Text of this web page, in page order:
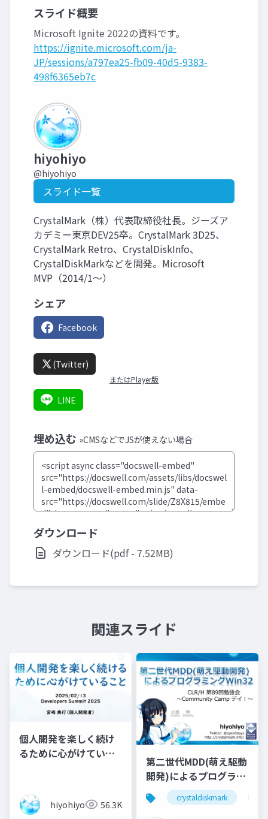
スライド概要
Microsoft Ignite 2022の資料です。
https://ignite.microsoft.com/ja-
JP/sessions/a797ea25-fb09-40d5-9383-
498f6365eb7c
hiyohiyo
@hiyohiyo
スライド一覧
CrystalMark（株）代表取締役社長。ジーズア
カデミー東京DEV25卒。CrystalMark 3D25、
CrystalMark Retro、CrystalDiskInfo、
CrystalDiskMarkなどを開発。Microsoft
MVP（2014/1～）
シェア
Facebook
(Twitter)
またはPlayer版
LINE
埋め込む »CMSなどでJSが使えない場合
ダウンロード
ダウンロード(pdf - 7.52MB)
関連スライド
個人開発を楽しく続け
るために心がけている
hiyohiyo 56.3K
第二世代MDD(萌え駆動
開発)によるプログラミ
ングWin32crystaldiskmark